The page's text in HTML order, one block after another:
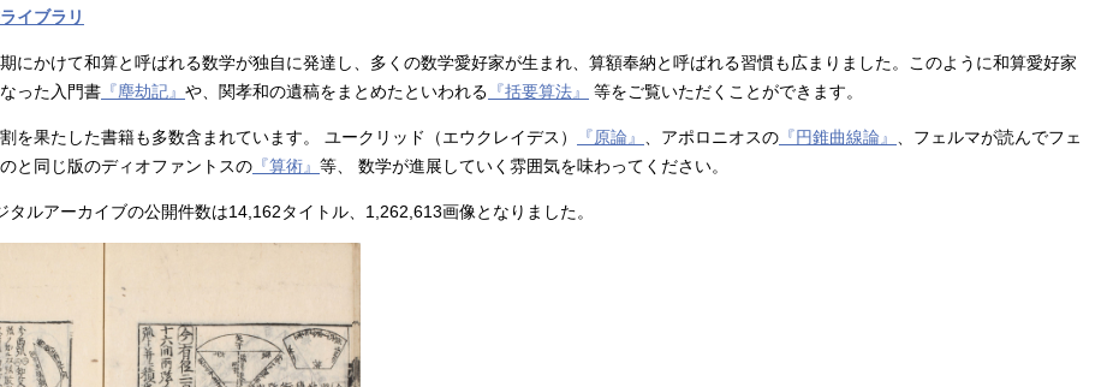
イブラリ
にかけて和算と呼ばれる数学が独自に発達し、多くの数学愛好家が生まれ、算額奉納と呼ばれる習慣も広まりました。このように和算愛好家
った入門書 『塵劫記』 や、関孝和の遺稿をまとめたといわれる 『括要算法』 等をご覧いただくことができます。
を果たした書籍も多数含まれています。 ユークリッド（エウクレイデス） 『原論』 、アポロニオスの 『円錐曲線論』
、フェルマが読んでフェ
と同じ版のディオファントスの 『算術』 等、 数学が進展していく雰囲気を味わってください。
ルアーカイブの公開件数は14,162タイトル、1,262,613画像となりました。